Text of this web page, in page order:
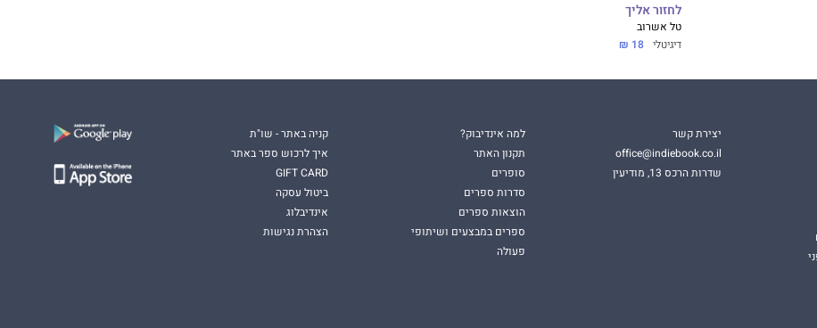
לחזור אליך
טל אשרוב
דיגיטלי 18 ₪
יצירת קשר
office@indiebook.co.il
שדרות הרכס 13, מודיעין
למה אינדיבוק?
תקנון האתר
סופרים
סדרות ספרים
הוצאות ספרים
ספרים במבצעים ושיתופי
פעולה
קניה באתר - שו"ת
איך לרכוש ספר באתר
GIFT CARD
ביטול עסקה
אינדיבלוג
הצהרת נגישות